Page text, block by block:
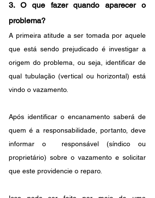
3. O que fazer quando aparecer o
problema?
A primeira atitude a ser tomada por aquele
que está sendo prejudicado é investigar a
origem do problema, ou seja, identificar de
qual tubulação (vertical ou horizontal) está
vindo o vazamento.
Após identificar o encanamento saberá de
quem é a responsabilidade, portanto, deve
informar o  responsável (síndico ou
proprietário) sobre o vazamento e solicitar
que este providencie o reparo.